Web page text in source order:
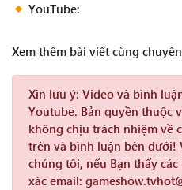
YouTube:
Xem thêm bài viết cùng
Xin lưu ý: Video và bình
Youtube. Bản quyền thuộc
không chịu trách nhiệm về
trên và bình luận bên dưới!
chúng tôi, nếu Bạn thấy
xác email: